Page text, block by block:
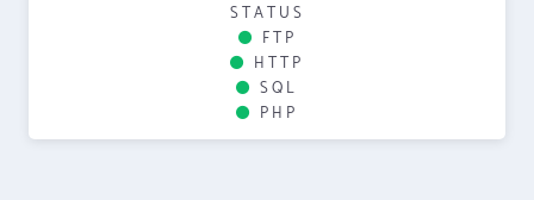
STATUS
FTP
HTTP
SQL
PHP